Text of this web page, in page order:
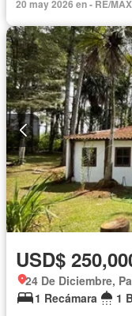
20 may 2026 en - RE/
USD$
24 De Diciembre,
1 Recámara
1